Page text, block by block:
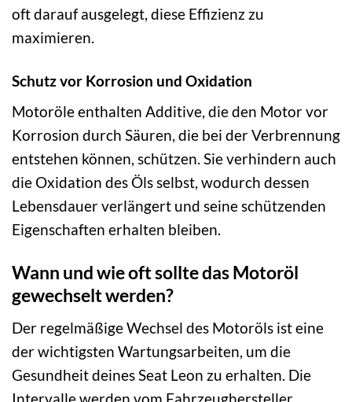
oft darauf ausgelegt, diese Effizienz zu
maximieren.
Schutz vor Korrosion und Oxidation
Motoröle enthalten Additive, die den Motor vor
Korrosion durch Säuren, die bei der Verbrennung
entstehen können, schützen. Sie verhindern auch
die Oxidation des Öls selbst, wodurch dessen
Lebensdauer verlängert und seine schützenden
Eigenschaften erhalten bleiben.
Wann und wie oft sollte das Motoröl
gewechselt werden?
Der regelmäßige Wechsel des Motoröls ist eine
der wichtigsten Wartungsarbeiten, um die
Gesundheit deines Seat Leon zu erhalten. Die
Intervalle werden vom Fahrzeughersteller